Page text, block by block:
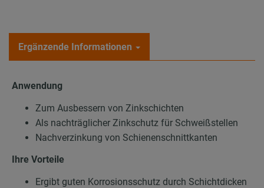
Ergänzende Informationen
Anwendung
Zum Ausbessern von Zinkschichten
Als nachträglicher Zinkschutz für Schweißstellen
Nachverzinkung von Schienenschnittkanten
Ihre Vorteile
Ergibt guten Korrosionsschutz durch Schichtdicken